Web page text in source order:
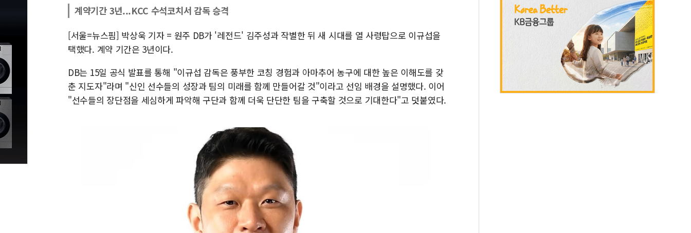
계약기간 3년...KCC 수석코치서 감독 승격
[서울=뉴스핌] 박상욱 기자 = 원주 DB가 '레전드' 김주성과 작별한 뒤 새 시대를 열 사령탑으로 이규섭을
택했다. 계약 기간은 3년이다.
DB는 15일 공식 발표를 통해 "이규섭 감독은 풍부한 코칭 경험과 아마추어 농구에 대한 높은 이해도를 갖
춘 지도자"라며 "신인 선수들의 성장과 팀의 미래를 함께 만들어갈 것"이라고 선임 배경을 설명했다. 이어
"선수들의 장단점을 세심하게 파악해 구단과 함께 더욱 단단한 팀을 구축할 것으로 기대한다"고 덧붙였다.